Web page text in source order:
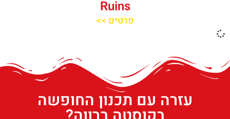
Ruins
פרטים >>
עזרה עם תכנון החופשה